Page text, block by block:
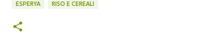
ESPERYA RISO E CEREALI